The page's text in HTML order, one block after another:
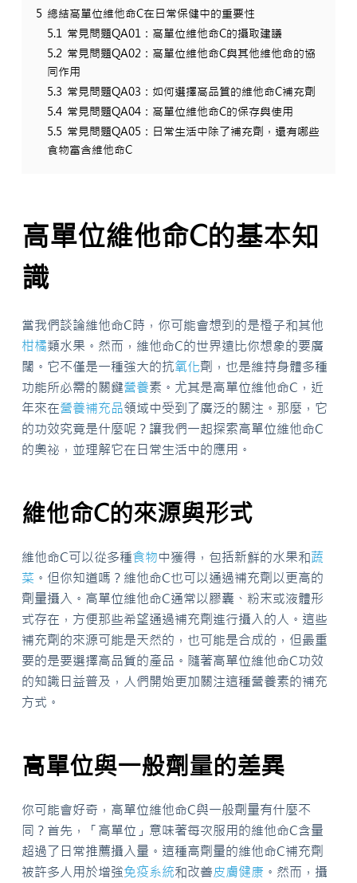
5 總結高單位維他命C在日常保健中的重要性
5.1 常見問題QA01：高單位維他命C的攝取建議
5.2 常見問題QA02：高單位維他命C與其他維他命的協
同作用
5.3 常見問題QA03：如何選擇高品質的維他命C補充劑
5.4 常見問題QA04：高單位維他命C的保存與使用
5.5 常見問題QA05：日常生活中除了補充劑，還有哪些
食物富含維他命C
高單位維他命C的基本知
識
當我們談論維他命C時，你可能會想到的是橙子和其他
柑橘類水果。然而，維他命C的世界遠比你想象的要廣
闊。它不僅是一種強大的抗氧化劑，也是維持身體多種
功能所必需的關鍵營養素。尤其是高單位維他命C，近
年來在營養補充品領域中受到了廣泛的關注。那麼，它
的功效究竟是什麼呢？讓我們一起探索高單位維他命C
的奧祕，並理解它在日常生活中的應用。
維他命C的來源與形式
維他命C可以從多種食物中獲得，包括新鮮的水果和蔬
菜 。但你知道嗎？維他命C也可以通過補充劑以更高的
劑量攝入。高單位維他命C通常以膠囊、粉末或液體形
式存在，方便那些希望通過補充劑進行攝入的人。這些
補充劑的來源可能是天然的，也可能是合成的，但最重
要的是要選擇高品質的產品。隨著高單位維他命C功效
的知識日益普及，人們開始更加關注這種營養素的補充
方式。
高單位與一般劑量的差異
你可能會好奇，高單位維他命C與一般劑量有什麼不
同？首先，「高單位」意味著每次服用的維他命C含量
超過了日常推薦攝入量。這種高劑量的維他命C補充劑
被許多人用於增強免疫系統和改善皮膚健康 。然而，攝